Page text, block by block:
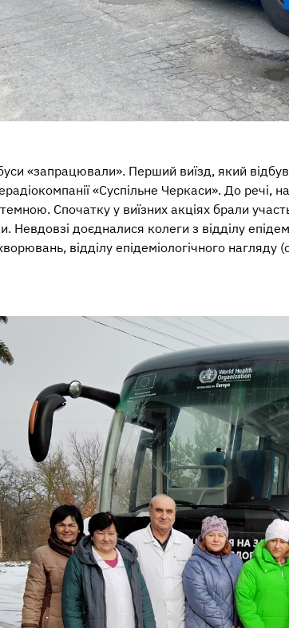
«запрацювали». Перший виїзд, який
«Суспільне Черкаси». До
Спочатку у виїзних акціях брали
Невдовзі доєдналися колеги з відділу
відділу епідеміологічного